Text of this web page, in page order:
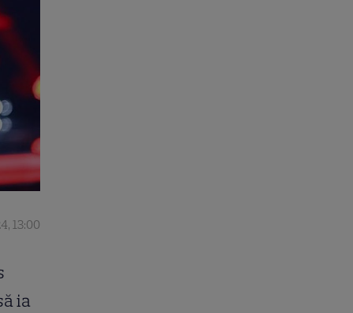
13:00
ia